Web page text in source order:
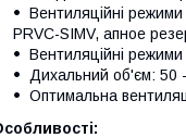
Вентиляційні режими
PRVC-SIMV, апное
Вентиляційні режими
Дихальний об'єм: 50
Оптимальна